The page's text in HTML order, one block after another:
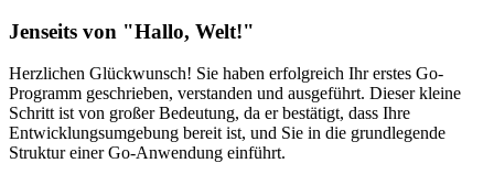
Jenseits von "Hallo, Welt!"
Herzlichen Glückwunsch! Sie haben erfolgreich Ihr erstes Go-
Programm geschrieben, verstanden und ausgeführt. Dieser kleine
Schritt ist von großer Bedeutung, da er bestätigt, dass Ihre
Entwicklungsumgebung bereit ist, und Sie in die grundlegende
Struktur einer Go-Anwendung einführt.